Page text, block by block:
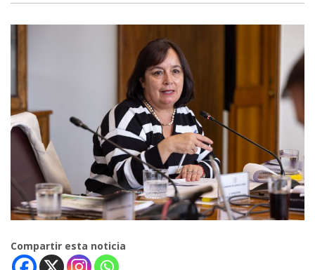
Compartir esta noticia